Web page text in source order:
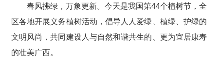
春风拂绿，万象更新。今天是我国第44个植树节，全
区各地开展义务植树活动，倡导人人爱绿、植绿、护绿的
文明风尚，共同建设人与自然和谐共生的、更为宜居康寿
的壮美广西。